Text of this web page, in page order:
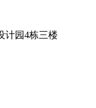
计园4栋三楼